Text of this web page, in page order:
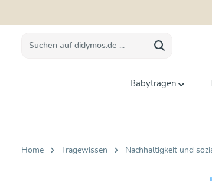
Babytragen
Home Tragewissen Nachhaltigkeit und